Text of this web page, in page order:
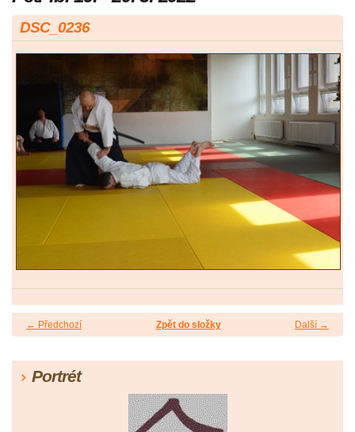
DSC_0236
← Předchozí Další →
Zpět do složky
Portrét